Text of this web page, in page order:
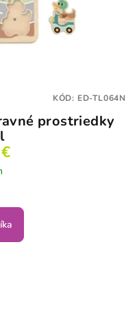
prostriedky
KÓD: ED-TL064N